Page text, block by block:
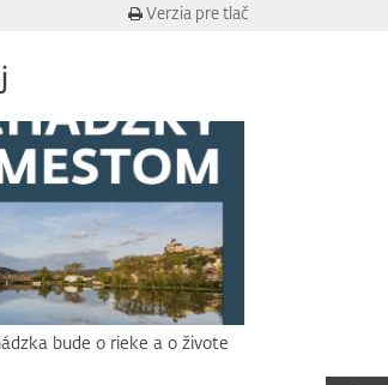
Verzia pre tlač
bude o rieke a o živote